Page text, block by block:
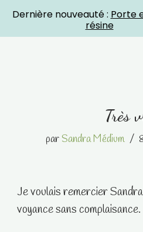
Très
par Sandra Médium
Je voulais remercier
voyance sans complaisance.
Dernière nouveauté : Porte
résine
Crystal